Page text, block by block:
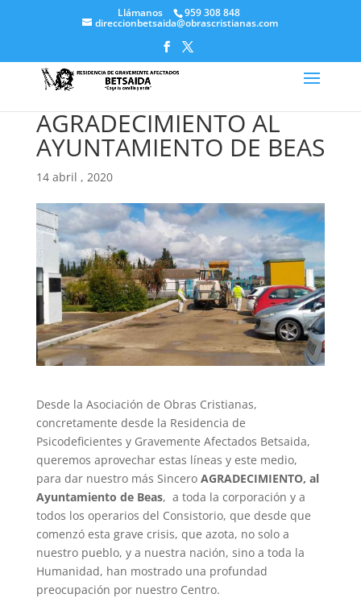
Llámanos 959 308 848
direccionbetsaida@obrascristianas.com
AGRADECIMIENTO AL
AYUNTAMIENTO DE BEAS
14 abril , 2020
Desde la Asociación de Obras Cristianas,
concretamente desde la Residencia de
Psicodeficientes y Gravemente Afectados Betsaida,
queremos aprovechar estas líneas y este medio,
para dar nuestro más Sincero AGRADECIMIENTO, al
Ayuntamiento de Beas, a toda la corporación y a
todos los operarios del Consistorio, que desde que
comenzó esta grave crisis, que azota, no solo a
nuestro pueblo, y a nuestra nación, sino a toda la
Humanidad, han mostrado una profundad
preocupación por nuestro Centro.